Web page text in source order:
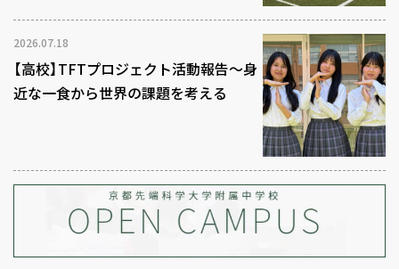
2026.07.18
【高校】TFTプロジェクト活動報告～身
近な一食から世界の課題を考える